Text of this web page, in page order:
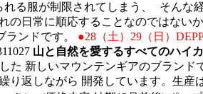
る服が制限されてしまう、 そんな経
の日常に順応することなのではない
ランドです。 ●28（土）29（日）
山と自然を愛するすべてのハイ
た 新しいマウンテンギアのブランド
返しながら 開発しています。生産